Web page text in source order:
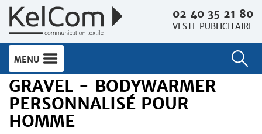
02 40 35 21 80
VESTE PUBLICITAIRE
MENU
GRAVEL - BODYWARMER
PERSONNALISÉ POUR
HOMME